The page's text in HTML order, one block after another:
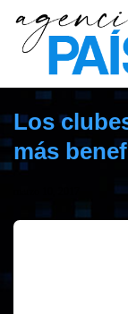
Los
más